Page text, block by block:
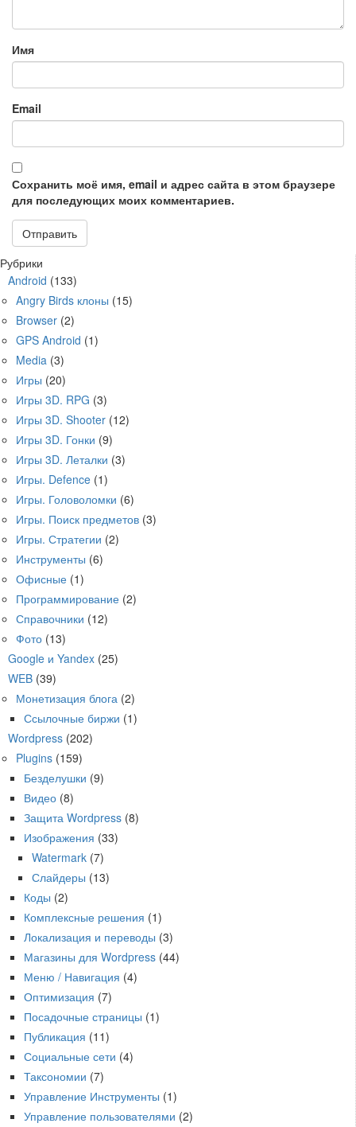
Имя
Email
Сохранить моё имя, email и адрес сайта в этом браузере
для последующих моих комментариев.
Рубрики
Android (133)
Angry Birds клоны (15)
Browser (2)
GPS Android (1)
Media (3)
Игры (20)
Игры 3D. RPG (3)
Игры 3D. Shooter (12)
Игры 3D. Гонки (9)
Игры 3D. Леталки (3)
Игры. Defence (1)
Игры. Головоломки (6)
Игры. Поиск предметов (3)
Игры. Стратегии (2)
Инструменты (6)
Офисные (1)
Программирование (2)
Справочники (12)
Фото (13)
Google и Yandex (25)
WEB (39)
Монетизация блога (2)
Ссылочные биржи (1)
Wordpress (202)
Plugins (159)
Безделушки (9)
Видео (8)
Защита Wordpress (8)
Изображения (33)
Watermark (7)
Слайдеры (13)
Коды (2)
Комплексные решения (1)
Локализация и переводы (3)
Магазины для Wordpress (44)
Меню / Навигация (4)
Оптимизация (7)
Посадочные страницы (1)
Публикация (11)
Социальные сети (4)
Таксономии (7)
Управление Инструменты (1)
Управление пользователями (2)